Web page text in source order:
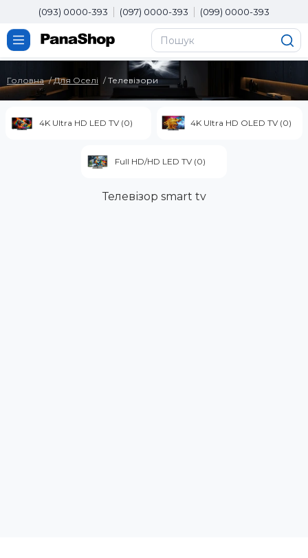
(093) 0000-393 (097) 0000-393 (099) 0000-393
Головна Для Оселі Телевізори
4K Ultra HD LED TV (0) 4K Ultra HD OLED TV (0)
Full HD/HD LED TV (0)
Телевізор smart tv